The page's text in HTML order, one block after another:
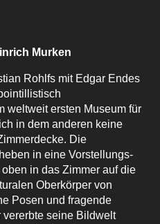
Murken
Rohlfs mit Edgar Endes
weltweit ersten Museum für
in dem anderen keine
Die
in eine Vorstellungs-
in das Zimmer auf die
Oberkörper von
Posen und fragende
seine Bildwelt